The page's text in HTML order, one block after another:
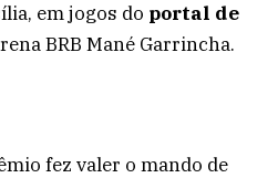
em jogos do portal de
BRB Mané Garrincha.
fez valer o mando de